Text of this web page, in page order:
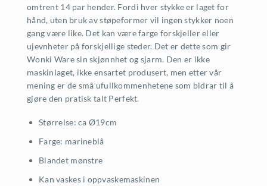
omtrent 14 par hender. Fordi hver stykke er laget for
hånd, uten bruk av støpeformer vil ingen stykker noen
gang være like. Det kan være farge forskjeller eller
ujevnheter på forskjellige steder. Det er dette som gir
Wonki Ware sin skjønnhet og sjarm. Den er ikke
maskinlaget, ikke ensartet produsert, men etter vår
mening er de små ufullkommenhetene som bidrar til å
gjøre den pratisk talt Perfekt.
Størrelse: ca Ø19cm
Farge: marineblå
Blandet mønstre
Kan vaskes i oppvaskemaskinen